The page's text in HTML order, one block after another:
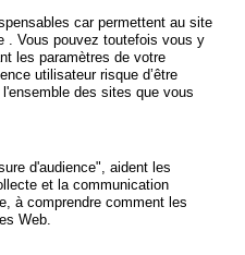
DES ACCIDENTS DE
car permettent au site
. Vous pouvez toutefois vous y
les paramètres de votre
utilisateur risque d’être
des sites que vous
d'audience", aident les
et la communication
à comprendre comment les
Web.